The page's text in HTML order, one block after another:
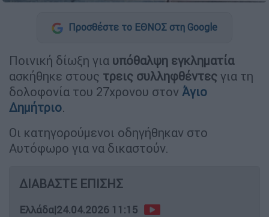
Προσθέστε το ΕΘΝΟΣ στη Google
Ποινική δίωξη για υπόθαλψη εγκληματία
ασκήθηκε στους τρεις συλληφθέντες για τη
δολοφονία του 27χρονου στον Άγιο
Δημήτριο.
Οι κατηγορούμενοι οδηγήθηκαν στο
Αυτόφωρο για να δικαστούν.
ΔΙΑΒΑΣΤΕ ΕΠΙΣΗΣ
Ελλάδα|24.04.2026 11:15